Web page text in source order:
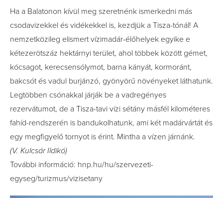
Ha a Balatonon kívül meg szeretnénk ismerkedni más
csodavizekkel és vidékekkel is, kezdjük a Tisza-tónál! A
nemzetközileg elismert vízimadár-élőhelyek egyike e
kétezerötszáz hektárnyi terület, ahol többek között gémet,
kócsagot, kerecsensólymot, barna kányát, kormoránt,
bakcsót és vadul burjánzó, gyönyörű növényeket láthatunk.
Legtöbben csónakkal járják be a vadregényes
rezervátumot, de a Tisza-tavi vízi sétány másfél kilométeres
fahíd-rendszerén is bandukolhatunk, ami két madárvártát és
egy megfigyelő tornyot is érint. Mintha a vízen járnánk.
(V. Kulcsár Ildikó)
További információ: hnp.hu/hu/szervezeti-
egyseg/turizmus/vizisetany